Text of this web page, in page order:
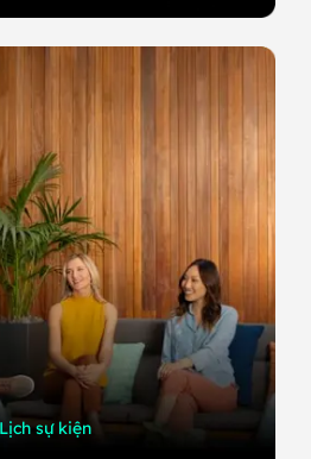
Lịch sự kiện